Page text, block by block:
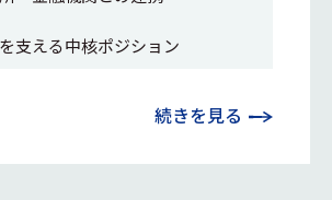
支える中核ポジション
続きを見る